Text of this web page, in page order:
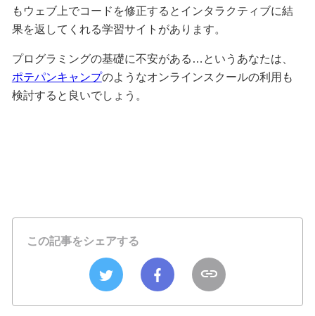
もウェブ上でコードを修正するとインタラクティブに結
果を返してくれる学習サイトがあります。
プログラミングの基礎に不安がある…というあなたは、
ポテパンキャンプのようなオンラインスクールの利用も
検討すると良いでしょう。
この記事をシェアする